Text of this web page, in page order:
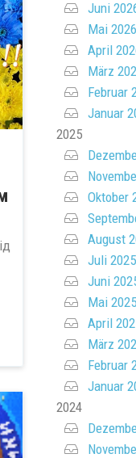
Juni
Mai 2026
April
März
Februar
Januar
2025
Oktober
August
Juli 2025
Juni
Mai 2025
April
März
Februar
Januar
2024